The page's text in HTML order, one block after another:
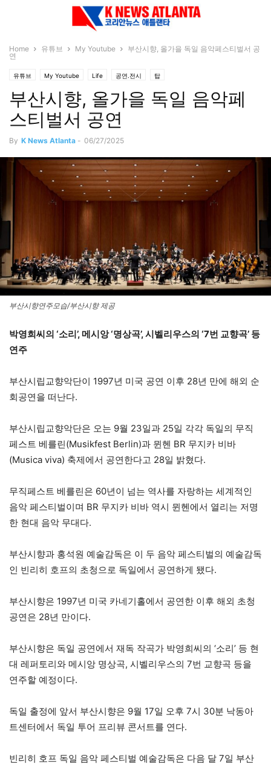
Home 유튜브 My Youtube
부산시향, 올가을 독일 음악페스티벌서 공
연
유튜브 My Youtube Life 공연.전시 탑
부산시향, 올가을 독일 음악페
스티벌서 공연
By K News Atlanta - 06/27/2025
부산시향연주모습/부산시향 제공
박영희씨의 ‘소리’, 메시앙 ‘명상곡’, 시벨리우스의 ‘7번 교향곡’ 등
연주
부산시립교향악단이 1997년 미국 공연 이후 28년 만에 해외 순
회공연을 떠난다.
부산시립교향악단은 오는 9월 23일과 25일 각각 독일의 무직
페스트 베를린(Musikfest Berlin)과 뮌헨 BR 무지카 비바
(Musica viva) 축제에서 공연한다고 28일 밝혔다.
무직페스트 베를린은 60년이 넘는 역사를 자랑하는 세계적인
음악 페스티벌이며 BR 무지카 비바 역시 뮌헨에서 열리는 저명
한 현대 음악 무대다.
부산시향과 홍석원 예술감독은 이 두 음악 페스티벌의 예술감독
인 빈리히 호프의 초청으로 독일에서 공연하게 됐다.
부산시향은 1997년 미국 카네기홀에서 공연한 이후 해외 초청
공연은 28년 만이다.
부산시향은 독일 공연에서 재독 작곡가 박영희씨의 ‘소리’ 등 현
대 레퍼토리와 메시앙 명상곡, 시벨리우스의 7번 교향곡 등을
연주할 예정이다.
독일 출정에 앞서 부산시향은 9월 17일 오후 7시 30분 낙동아
트센터에서 독일 투어 프리뷰 콘서트를 연다.
빈리히 호프 독일 음악 페스티벌 예술감독은 다음 달 7일 부산